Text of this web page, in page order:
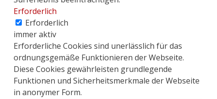
Erforderlich
Erforderlich
immer aktiv
Erforderliche Cookies sind unerlässlich für das
ordnungsgemäße Funktionieren der Webseite.
Diese Cookies gewährleisten grundlegende
Funktionen und Sicherheitsmerkmale der Webseite
in anonymer Form.